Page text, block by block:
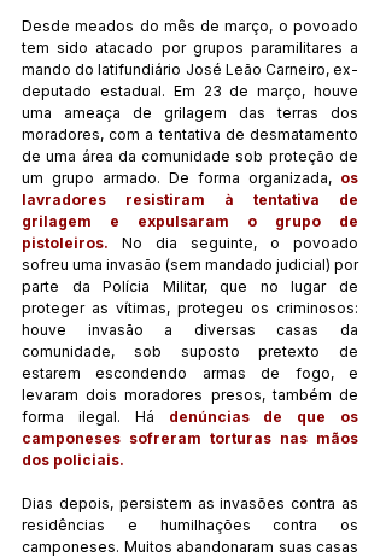
Desde meados do mês de março, o povoado
tem sido atacado por grupos paramilitares a
mando do latifundiário José Leão Carneiro, ex-
deputado estadual. Em 23 de março, houve
uma ameaça de grilagem das terras dos
moradores, com a tentativa de desmatamento
de uma área da comunidade sob proteção de
um grupo armado. De forma organizada, os
lavradores resistiram à tentativa de
grilagem e expulsaram o grupo de
pistoleiros. No dia seguinte, o povoado
sofreu uma invasão (sem mandado judicial) por
parte da Polícia Militar, que no lugar de
proteger as vítimas, protegeu os criminosos:
houve invasão a diversas casas da
comunidade, sob suposto pretexto de
estarem escondendo armas de fogo, e
levaram dois moradores presos, também de
forma ilegal. Há denúncias de que os
camponeses sofreram torturas nas mãos
dos policiais.
Dias depois, persistem as invasões contra as
residências e humilhações contra os
camponeses. Muitos abandonaram suas casas